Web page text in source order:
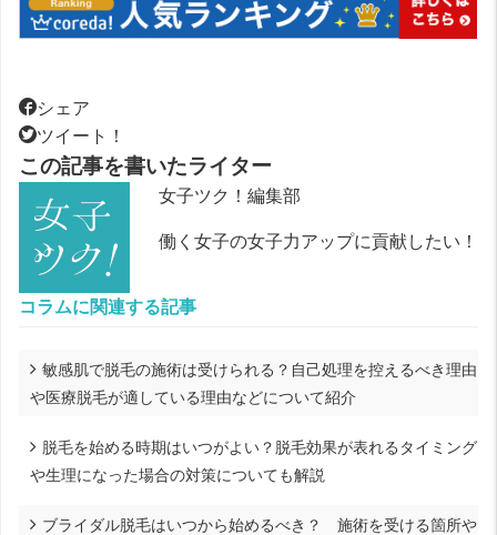
シェア
ツイート！
この記事を書いたライター
女子ツク！編集部
働く女子の女子力アップに貢献したい！
コラムに関連する記事
敏感肌で脱毛の施術は受けられる？自己処理を控えるべき理由
や医療脱毛が適している理由などについて紹介
脱毛を始める時期はいつがよい？脱毛効果が表れるタイミング
や生理になった場合の対策についても解説
ブライダル脱毛はいつから始めるべき？ 施術を受ける箇所や